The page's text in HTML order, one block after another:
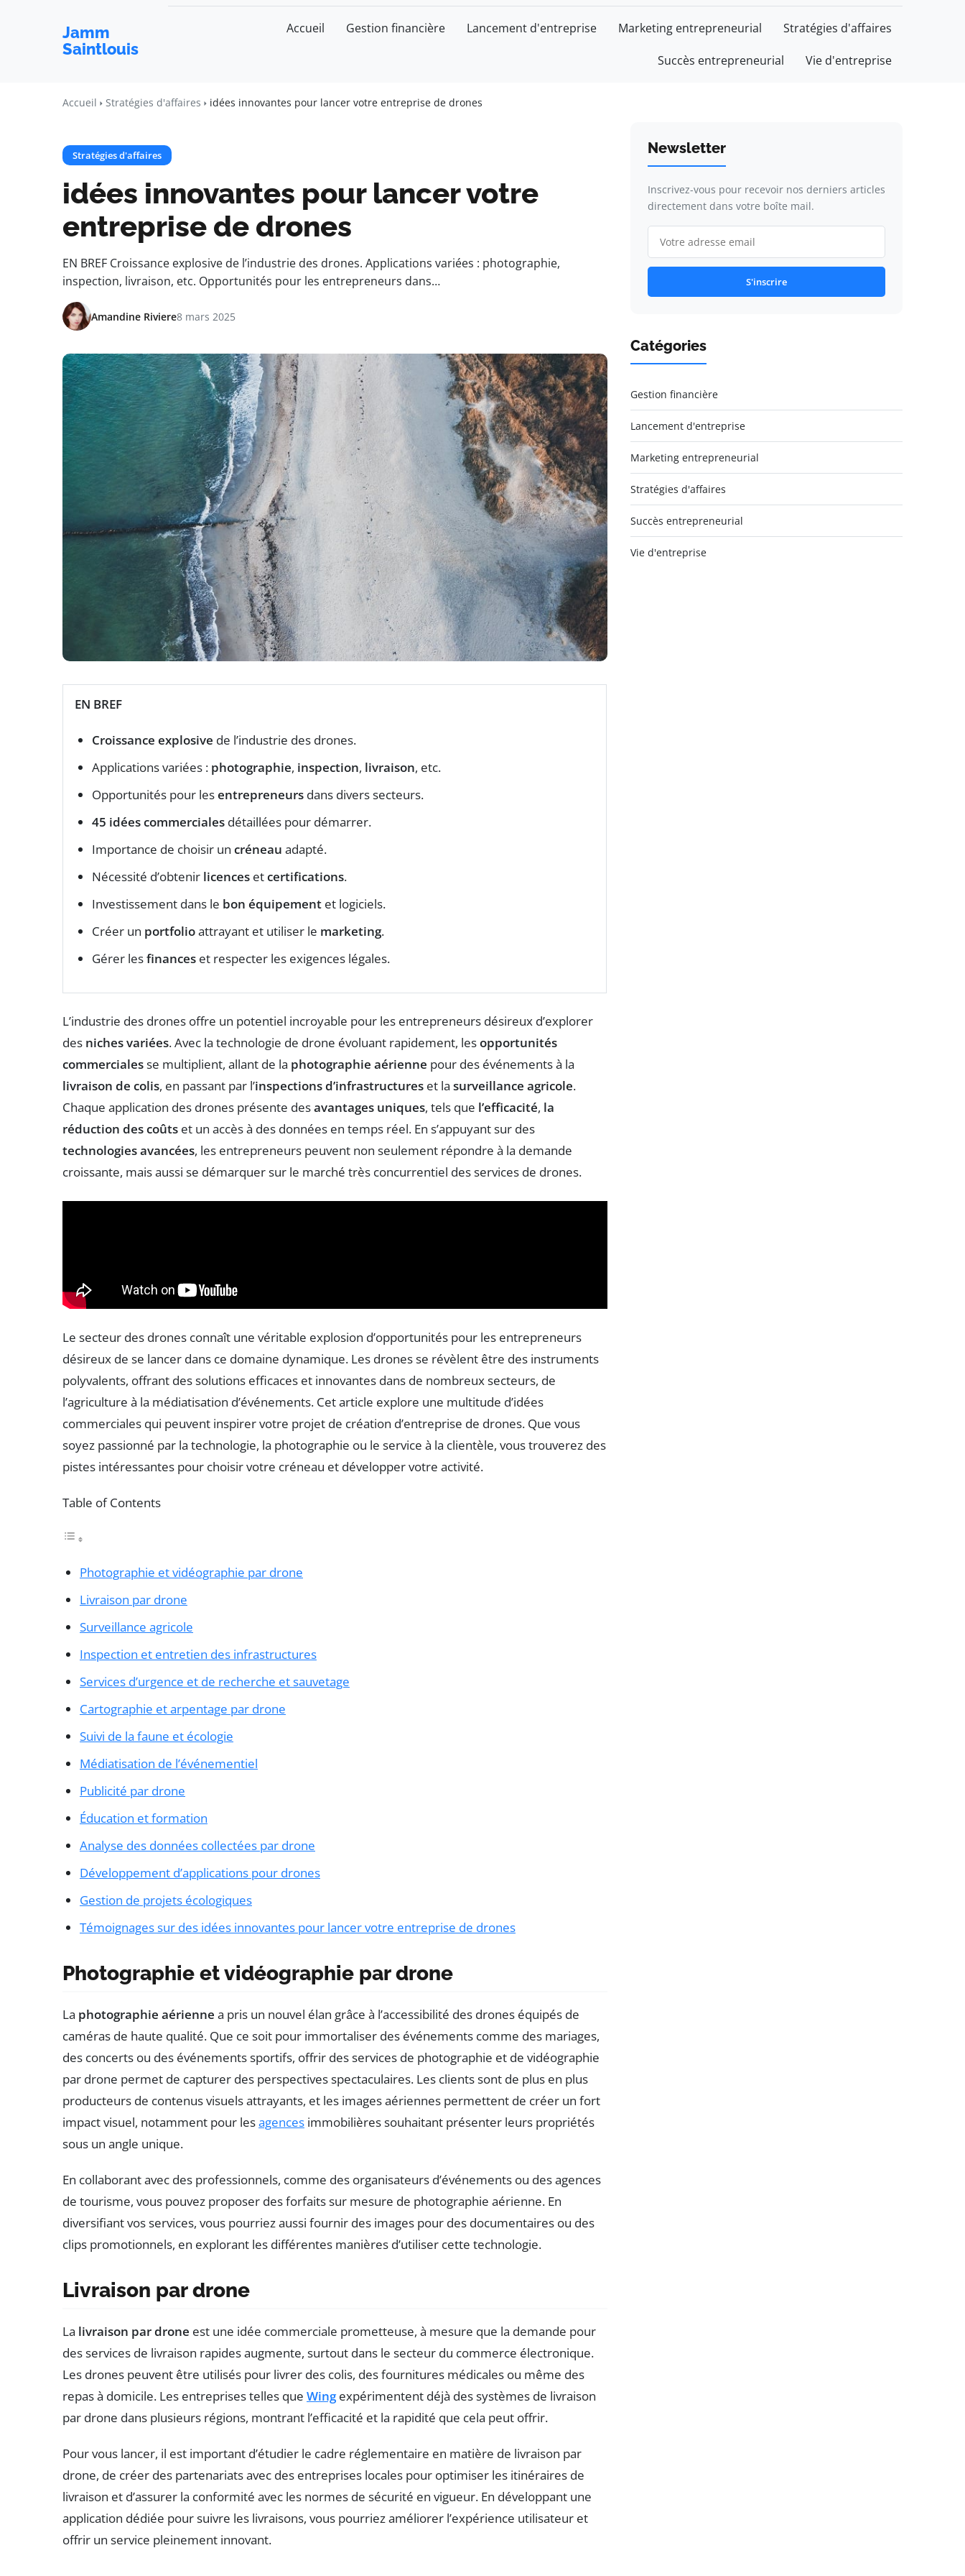
Jamm
Saintlouis
Accueil Gestion financière Lancement d'entreprise Marketing entrepreneurial Stratégies d'affaires
Succès entrepreneurial Vie d'entreprise
Accueil Stratégies d'affaires idées innovantes pour lancer votre entreprise de drones
Stratégies d'affaires
idées innovantes pour lancer votre
entreprise de drones
EN BREF Croissance explosive de l’industrie des drones. Applications variées : photographie,
inspection, livraison, etc. Opportunités pour les entrepreneurs dans…
Amandine Riviere8 mars 2025
EN BREF
Croissance explosive de l’industrie des drones.
Applications variées : photographie, inspection, livraison, etc.
Opportunités pour lesentrepreneurs dans divers secteurs.
45 idées commerciales détaillées pour démarrer.
Importance de choisir un créneau adapté.
Nécessité d’obtenir licences etcertifications.
Investissement dans le bon équipement et logiciels.
Créer un portfolioattrayant et utiliser le marketing.
Gérer lesfinances et respecter les exigences légales.
L’industrie des drones offre un potentiel incroyable pour les entrepreneurs désireux d’explorer
des niches variées. Avec la technologie de drone évoluant rapidement, lesopportunités
commercialesse multiplient, allant de la photographie aérienne pour des événements à la
livraison de colis, en passant par l’inspections d’infrastructures et la surveillance agricole.
Chaque application des drones présente desavantages uniques, tels que l’efficacité, la
réduction des coûts et un accès à des données en temps réel. En s’appuyant sur des
technologies avancées, les entrepreneurs peuvent non seulement répondre à la demande
croissante, mais aussi se démarquer sur le marché très concurrentiel des services de drones.
Le secteur des drones connaît une véritable explosion d’opportunités pour les entrepreneurs
désireux de se lancer dans ce domaine dynamique. Les drones se révèlent être des instruments
polyvalents, offrant des solutions efficaces et innovantes dans de nombreux secteurs, de
l’agriculture à la médiatisation d’événements. Cet article explore une multitude d’idées
commerciales qui peuvent inspirer votre projet de création d’entreprise de drones. Que vous
soyez passionné par la technologie, la photographie ou le service à la clientèle, vous trouverez des
pistes intéressantes pour choisir votre créneau et développer votre activité.
Table of Contents
Photographie et vidéographie par drone
Livraison par drone
Surveillance agricole
Inspection et entretien des infrastructures
Services d’urgence et de recherche et sauvetage
Cartographie et arpentage par drone
Suivi de la faune et écologie
Médiatisation de l’événementiel
Publicité par drone
Éducation et formation
Analyse des données collectées par drone
Développement d’applications pour drones
Gestion de projets écologiques
Témoignages sur des idées innovantes pour lancer votre entreprise de drones
Photographie et vidéographie par drone
La photographie aérienne a pris un nouvel élan grâce à l’accessibilité des drones équipés de
caméras de haute qualité. Que ce soit pour immortaliser des événements comme des mariages,
des concerts ou des événements sportifs, offrir des services de photographie et de vidéographie
par drone permet de capturer des perspectives spectaculaires. Les clients sont de plus en plus
producteurs de contenus visuels attrayants, et les images aériennes permettent de créer un fort
impact visuel, notamment pour lesagences immobilières souhaitant présenter leurs propriétés
sous un angle unique.
En collaborant avec des professionnels, comme des organisateurs d’événements ou des agences
de tourisme, vous pouvez proposer des forfaits sur mesure de photographie aérienne. En
diversifiant vos services, vous pourriez aussi fournir des images pour des documentaires ou des
clips promotionnels, en explorant les différentes manières d’utiliser cette technologie.
Livraison par drone
La livraison par drone est une idée commerciale prometteuse, à mesure que la demande pour
des services de livraison rapides augmente, surtout dans le secteur du commerce électronique.
Les drones peuvent être utilisés pour livrer des colis, des fournitures médicales ou même des
repas à domicile. Les entreprises telles que Wingexpérimentent déjà des systèmes de livraison
par drone dans plusieurs régions, montrant l’efficacité et la rapidité que cela peut offrir.
Pour vous lancer, il est important d’étudier le cadre réglementaire en matière de livraison par
drone, de créer des partenariats avec des entreprises locales pour optimiser les itinéraires de
livraison et d’assurer la conformité avec les normes de sécurité en vigueur. En développant une
application dédiée pour suivre les livraisons, vous pourriez améliorer l’expérience utilisateur et
offrir un service pleinement innovant.
Newsletter
Inscrivez-vous pour recevoir nos derniers articles
directement dans votre boîte mail.
S'inscrire
Catégories
Gestion financière
Lancement d'entreprise
Marketing entrepreneurial
Stratégies d'affaires
Succès entrepreneurial
Vie d'entreprise